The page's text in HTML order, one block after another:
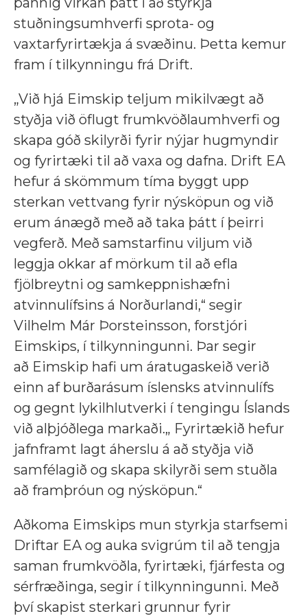
stuðningsumhverfi sprota- og
vaxtarfyrirtækja á svæðinu. Þetta kemur
fram í tilkynningu frá Drift.
„Við hjá Eimskip teljum mikilvægt að
styðja við öflugt frumkvöðlaumhverfi og
skapa góð skilyrði fyrir nýjar hugmyndir
og fyrirtæki til að vaxa og dafna. Drift EA
hefur á skömmum tíma byggt upp
sterkan vettvang fyrir nýsköpun og við
erum ánægð með að taka þátt í þeirri
vegferð. Með samstarfinu viljum við
leggja okkar af mörkum til að efla
fjölbreytni og samkeppnishæfni
atvinnulífsins á Norðurlandi,“ segir
Vilhelm Már Þorsteinsson, forstjóri
Eimskips, í tilkynningunni. Þar segir
að Eimskip hafi um áratugaskeið verið
einn af burðarásum íslensks atvinnulífs
og gegnt lykilhlutverki í tengingu Íslands
við alþjóðlega markaði.„ Fyrirtækið hefur
jafnframt lagt áherslu á að styðja við
samfélagið og skapa skilyrði sem stuðla
að framþróun og nýsköpun.“
Aðkoma Eimskips mun styrkja starfsemi
Driftar EA og auka svigrúm til að tengja
saman frumkvöðla, fyrirtæki, fjárfesta og
sérfræðinga, segir í tilkynningunni. Með
því skapist sterkari grunnur fyrir